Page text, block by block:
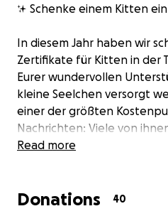
✨ Schenke einem Kitten
In diesem Jahr haben wir
Zertifikate für Kitten in der
Eurer wundervollen
kleine Seelchen versorgt
einer der größten
Nachrichten: Viele von
ausgereist und erleben zum
Doch während einige
Read more
Donations 40